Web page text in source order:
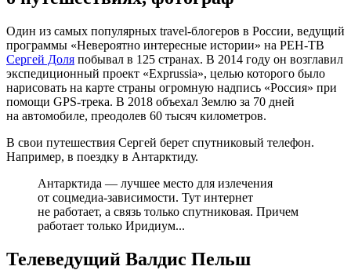
Один из самых популярных travel-блогеров в России, ведущий
программы «Невероятно интересные истории» на РЕН-ТВ
Сергей Доля побывал в 125 странах. В 2014 году он возглавил
экспедиционный проект «Exprussia», целью которого было
нарисовать на карте страны огромную надпись «Россия» при
помощи GPS-трека. В 2018 объехал Землю за 70 дней
на автомобиле, преодолев 60 тысяч километров.
В свои путешествия Сергей берет спутниковый телефон.
Например, в поездку в Антарктиду.
Антарктида — лучшее место для излечения
от соцмедиа-зависимости. Тут интернет
не работает, а связь только спутниковая. Причем
работает только Иридиум...
Телеведущий Валдис Пельш